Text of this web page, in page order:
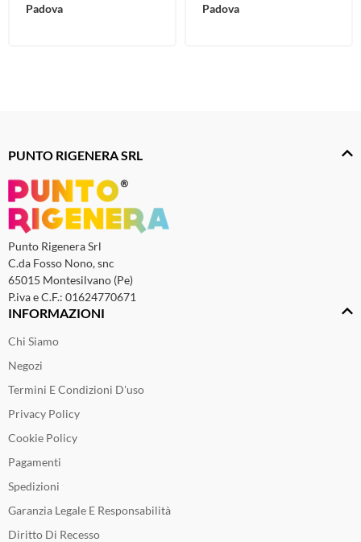
Padova
Padova
PUNTO RIGENERA SRL
Punto Rigenera Srl
C.da Fosso Nono, snc
65015 Montesilvano (Pe)
P.iva e C.F.: 01624770671
INFORMAZIONI
Chi Siamo
Negozi
Termini E Condizioni D'uso
Privacy Policy
Cookie Policy
Pagamenti
Spedizioni
Garanzia Legale E Responsabilità
Diritto Di Recesso